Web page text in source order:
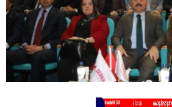
AĞRI'DA SERKA'NIN "2022 YILI